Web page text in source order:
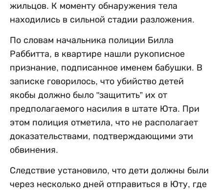
жильцов. К моменту обнаружения тела
находились в сильной стадии разложения.
По словам начальника полиции Билла
Раббитта, в квартире нашли рукописное
признание, подписанное именем бабушки. В
записке говорилось, что убийство детей
якобы должно было "защитить” их от
предполагаемого насилия в штате Юта. При
этом полиция отметила, что не располагает
доказательствами, подтверждающими эти
обвинения.
Следствие установило, что дети должны были
через несколько дней отправиться в Юту, где